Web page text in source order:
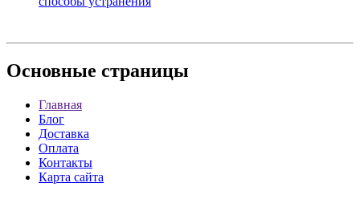
Основные страницы
Главная
Блог
Доставка
Оплата
Контакты
Карта сайта